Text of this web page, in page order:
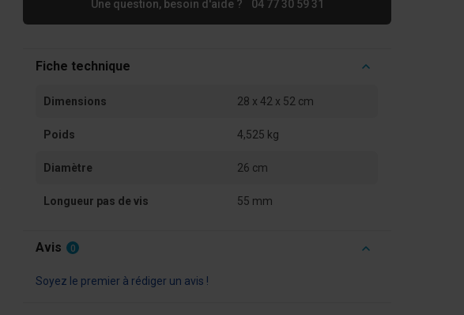
Une question, besoin d'aide ?
04 77 30 59 31
Fiche technique
Dimensions 28 x 42 x 52 cm
Poids 4,525 kg
Diamètre 26 cm
Longueur pas de vis 55 mm
Avis 0
Soyez le premier à rédiger un avis !